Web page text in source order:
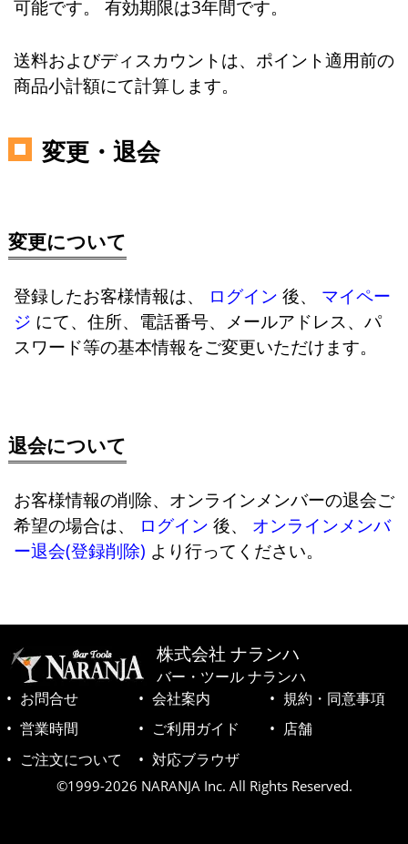
可能です。 有効期限は3年間です。
送料およびディスカウントは、ポイント適用前の
商品小計額にて計算します。
変更・退会
変更について
登録したお客様情報は、 ログイン 後、 マイペー
ジ にて、住所、電話番号、メールアドレス、パ
スワード等の基本情報をご変更いただけます。
退会について
お客様情報の削除、オンラインメンバーの退会ご
希望の場合は、
ログイン 後、 オンラインメンバ
ー退会(登録削除) より行ってください。
株式会社 ナランハ
バー・ツール ナランハ
お問合せ
会社案内
規約・同意事項
営業時間
ご利用ガイド
店舗
ご注文について
対応ブラウザ
©1999-2026 NARANJA Inc. All Rights Reserved.